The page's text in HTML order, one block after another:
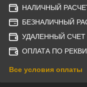
НАЛИЧНЫЙ
БЕЗНАЛИЧНЫЙ
УДАЛЕННЫЙ СЧЕТ
ОПЛАТА ПО
Все условия оплаты